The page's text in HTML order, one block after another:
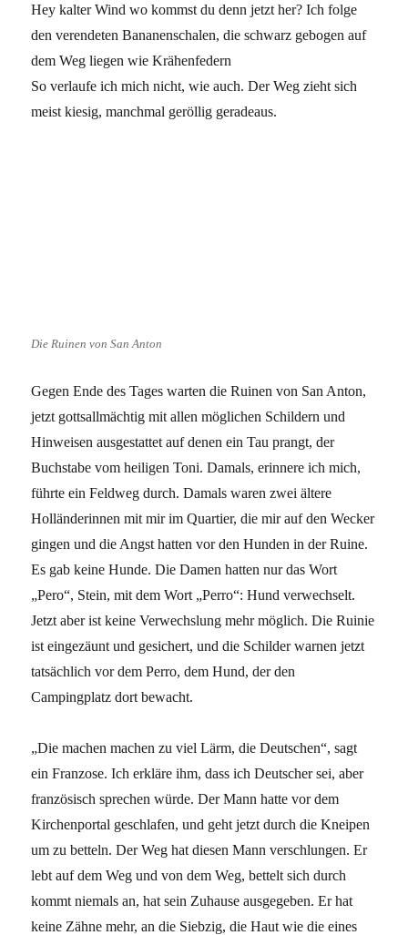
Hey kalter Wind wo kommst du denn jetzt her? Ich folge
den verendeten Bananenschalen, die schwarz gebogen auf
dem Weg liegen wie Krähenfedern
So verlaufe ich mich nicht, wie auch. Der Weg zieht sich
meist kiesig, manchmal geröllig geradeaus.
Die Ruinen von San Anton
Gegen Ende des Tages warten die Ruinen von San Anton,
jetzt gottsallmächtig mit allen möglichen Schildern und
Hinweisen ausgestattet auf denen ein Tau prangt, der
Buchstabe vom heiligen Toni. Damals, erinnere ich mich,
führte ein Feldweg durch. Damals waren zwei ältere
Holländerinnen mit mir im Quartier, die mir auf den Wecker
gingen und die Angst hatten vor den Hunden in der Ruine.
Es gab keine Hunde. Die Damen hatten nur das Wort
„Pero“, Stein, mit dem Wort „Perro“: Hund verwechselt.
Jetzt aber ist keine Verwechslung mehr möglich. Die Ruinie
ist eingezäunt und gesichert, und die Schilder warnen jetzt
tatsächlich vor dem Perro, dem Hund, der den
Campingplatz dort bewacht.
„Die machen machen zu viel Lärm, die Deutschen“, sagt
ein Franzose. Ich erkläre ihm, dass ich Deutscher sei, aber
französisch sprechen würde. Der Mann hatte vor dem
Kirchenportal geschlafen, und geht jetzt durch die Kneipen
um zu betteln. Der Weg hat diesen Mann verschlungen. Er
lebt auf dem Weg und von dem Weg, bettelt sich durch
kommt niemals an, hat sein Zuhause ausgegeben. Er hat
keine Zähne mehr, an die Siebzig, die Haut wie die eines